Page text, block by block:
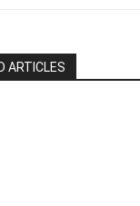
ARTICLES